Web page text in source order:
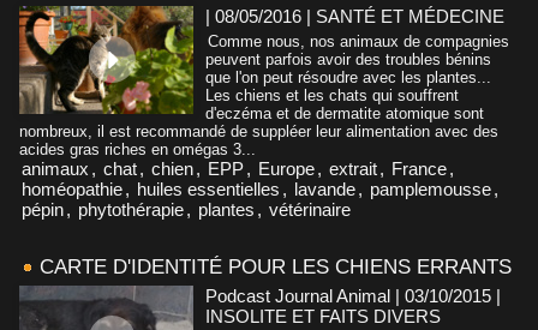
| 08/05/2016 | SANTÉ ET MÉDECINE
Comme nous, nos animaux de compagnies
peuvent parfois avoir des troubles bénins
que l'on peut résoudre avec les plantes...
Les chiens et les chats qui souffrent
d'eczéma et de dermatite atomique sont
nombreux, il est recommandé de suppléer leur alimentation avec des
acides gras riches en omégas 3...
animaux , chat, chien, EPP, Europe, extrait, France,
homéopathie, huiles essentielles , lavande, pamplemousse,
pépin, phytothérapie, plantes , vétérinaire
CARTE D'IDENTITÉ POUR LES CHIENS ERRANTS
Podcast Journal Animal | 03/10/2015 |
INSOLITE ET FAITS DIVERS